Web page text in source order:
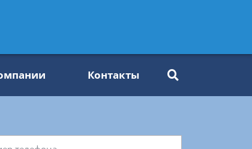
Контакты